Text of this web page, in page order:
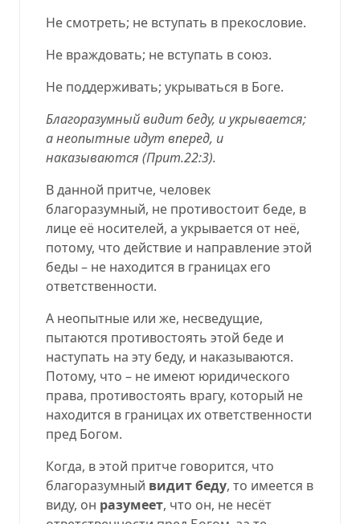
Не смотреть; не вступать в прекословие.
Не враждовать; не вступать в союз.
Не поддерживать; укрываться в Боге.
Благоразумный видит беду, и укрывается;
а неопытные идут вперед, и
наказываются (Прит.22:3).
В данной притче, человек
благоразумный, не противостоит беде, в
лице её носителей, а укрывается от неё,
потому, что действие и направление этой
беды – не находится в границах его
ответственности.
А неопытные или же, несведущие,
пытаются противостоять этой беде и
наступать на эту беду, и наказываются.
Потому, что – не имеют юридического
права, противостоять врагу, который не
находится в границах их ответственности
пред Богом.
Когда, в этой притче говорится, что
благоразумный видит беду, то имеется в
виду, он разумеет, что он, не несёт